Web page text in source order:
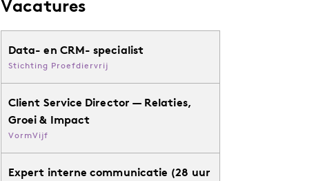
Vacatures
Data- en CRM- specialist
Stichting Proefdiervrij
Client Service Director — Relaties,
Groei & Impact
VormVijf
Expert interne communicatie (28 uur